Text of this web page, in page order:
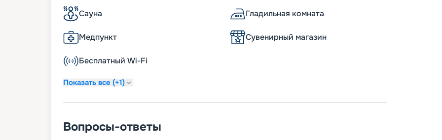
Сауна Гладильная комната
Медпункт Сувенирный магазин
Бесплатный Wi-Fi
Показать все (+1)
Вопросы-ответы